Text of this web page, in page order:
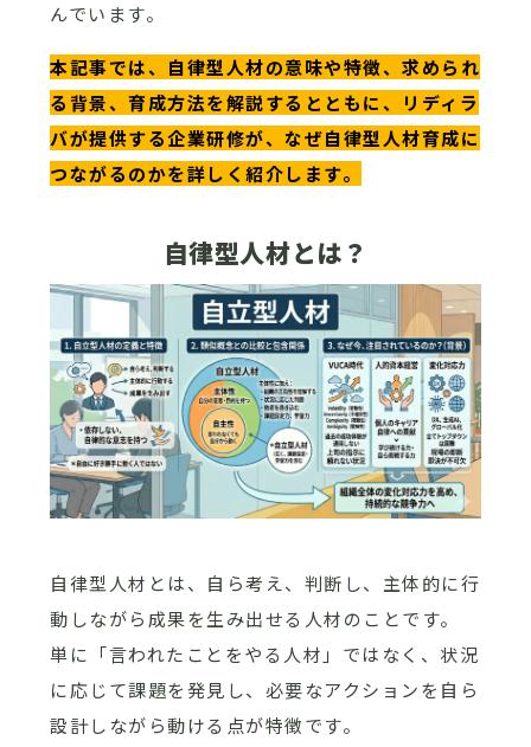
んでいます。
本記事では、自律型人材の意味や特徴、求められ
る背景、育成方法を解説するとともに、リディラ
バが提供する企業研修が、なぜ自律型人材育成に
つながるのかを詳しく紹介します。
自律型人材とは？
自律型人材とは、自ら考え、判断し、主体的に行
動しながら成果を生み出せる人材のことです。
単に「言われたことをやる人材」ではなく、状況
に応じて課題を発見し、必要なアクションを自ら
設計しながら動ける点が特徴です。